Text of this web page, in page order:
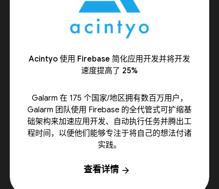
Acintyo 使用 Firebase 简化应用开发并将开发
速度提高了 25%
Galarm 在 175 个国家/地区拥有数百万用户，
Galarm 团队使用 Firebase 的全代管式可扩缩基
础架构来加速应用开发、自动执行任务并腾出工
程时间，以便他们能够专注于将自己的想法付诸
实践。
查看详情 arrow_forward